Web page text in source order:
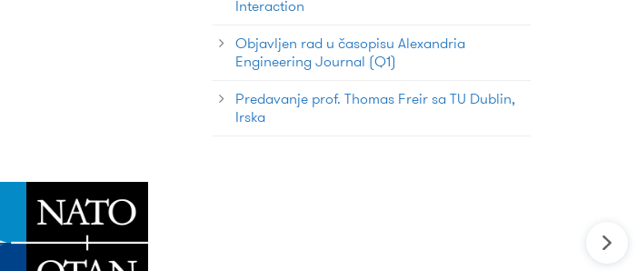
Interaction
Objavljen rad u časopisu Alexandria
Engineering Journal (Q1)
Predavanje prof. Thomas Freir sa TU Dublin,
Irska